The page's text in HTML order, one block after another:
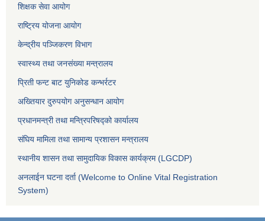
शिक्षक सेवा आयोग
राष्ट्रिय योजना आयोग
केन्द्रीय पञ्जिकरण विभाग
स्वास्थ्य तथा जनसंख्या मन्त्रालय
प्रिती फन्ट बाट युनिकोड कन्भर्रटर
अख्तियार दुरुपयोग अनुसन्धान आयोग
प्रधानमन्त्री तथा मन्त्रिपरिषद्को कार्यालय
संघिय मामिला तथा सामान्य प्रशासन मन्त्रालय
स्थानीय शासन तथा सामुदायिक विकास कार्यक्रम (LGCDP)
अनलाईन घटना दर्ता (Welcome to Online Vital Registration
System)